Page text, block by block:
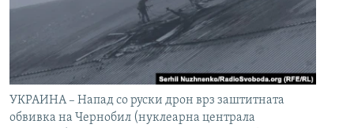
УКРАИНА – Напад со руски дрон врз заштитната
обвивка на Чернобил (нуклеарна централа